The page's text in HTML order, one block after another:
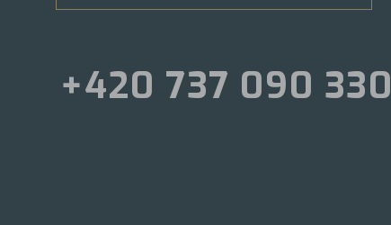
+420 737 090 330